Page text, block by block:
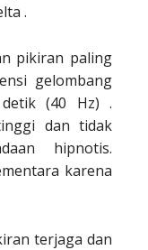
.
pikiran paling
gelombang
(40 Hz) .
dan tidak
hipnotis.
karena
terjaga dan